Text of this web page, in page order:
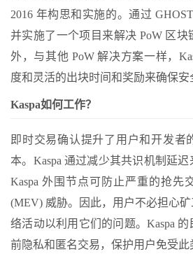
2016 年构思和实施的。通过
并实施了一个项目来解决 PoW 区
外，与其他 PoW 解决方案一样，
度和灵活的出块时间和奖励来确保安
Kaspa如何工作？
即时交易确认提升了用户和开发者
本。Kaspa 通过减少其共识机制延迟
Kaspa 外围节点可防止严重的抢先
(MEV) 威胁。因此，用户不必担心
络活动以利用它们的问题。Kaspa
前隐私和匿名交易，保护用户免受此